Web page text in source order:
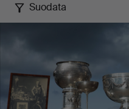
Swedish
olympian
Suodata